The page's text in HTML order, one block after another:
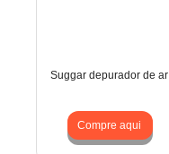
Suggar depurador de ar
Compre aqui